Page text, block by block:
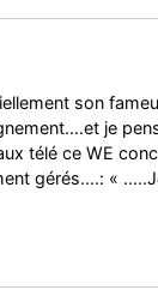
son
je
télé ce WE
gérés….: «